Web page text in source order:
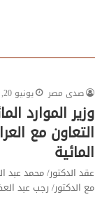
صدى مصر
يونيو 20, 2022
وزير الموارد
التعاون مع
المائية
عقد الدكتور/ محمد عبد
مع الدكتور/ رجب عبد